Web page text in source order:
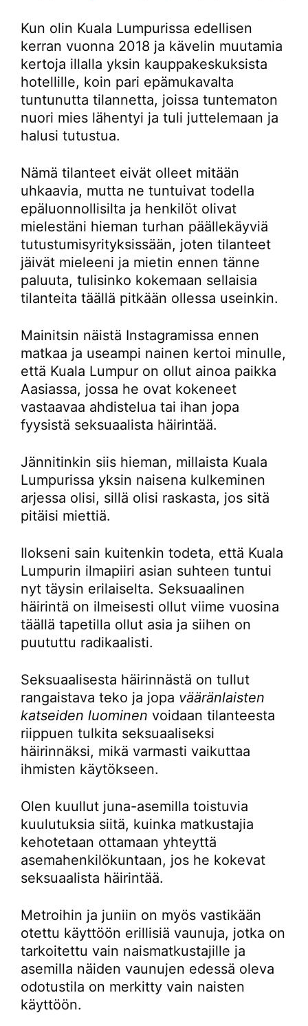
Kun olin Kuala Lumpurissa edellisen
kerran vuonna 2018 ja kävelin muutamia
kertoja illalla yksin kauppakeskuksista
hotellille, koin pari epämukavalta
tuntunutta tilannetta, joissa tuntematon
nuori mies lähentyi ja tuli juttelemaan ja
halusi tutustua.
Nämä tilanteet eivät olleet mitään
uhkaavia, mutta ne tuntuivat todella
epäluonnollisilta ja henkilöt olivat
mielestäni hieman turhan päällekäyviä
tutustumisyrityksissään, joten tilanteet
jäivät mieleeni ja mietin ennen tänne
paluuta, tulisinko kokemaan sellaisia
tilanteita täällä pitkään ollessa useinkin.
Mainitsin näistä Instagramissa ennen
matkaa ja useampi nainen kertoi minulle,
että Kuala Lumpur on ollut ainoa paikka
Aasiassa, jossa he ovat kokeneet
vastaavaa ahdistelua tai ihan jopa
fyysistä seksuaalista häirintää.
Jännitinkin siis hieman, millaista Kuala
Lumpurissa yksin naisena kulkeminen
arjessa olisi, sillä olisi raskasta, jos sitä
pitäisi miettiä.
Ilokseni sain kuitenkin todeta, että Kuala
Lumpurin ilmapiiri asian suhteen tuntui
nyt täysin erilaiselta. Seksuaalinen
häirintä on ilmeisesti ollut viime vuosina
täällä tapetilla ollut asia ja siihen on
puututtu radikaalisti.
Seksuaalisesta häirinnästä on tullut
rangaistava teko ja jopa vääränlaisten
katseiden luominen voidaan tilanteesta
riippuen tulkita seksuaaliseksi
häirinnäksi, mikä varmasti vaikuttaa
ihmisten käytökseen.
Olen kuullut juna-asemilla toistuvia
kuulutuksia siitä, kuinka matkustajia
kehotetaan ottamaan yhteyttä
asemahenkilökuntaan, jos he kokevat
seksuaalista häirintää.
Metroihin ja juniin on myös vastikään
otettu käyttöön erillisiä vaunuja, jotka on
tarkoitettu vain naismatkustajille ja
asemilla näiden vaunujen edessä oleva
odotustila on merkitty vain naisten
käyttöön.